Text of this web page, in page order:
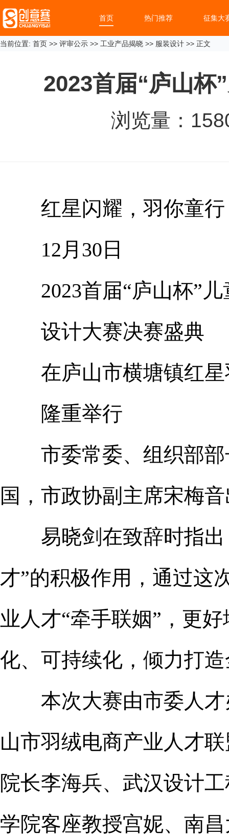
首页 热门推荐 征集大
当前位置: 首页 >> 评审公示 >> 工业产品揭晓 >> 服装设计 >> 正文
2023首届“庐山杯
浏览量：
红星闪耀，羽你童行
12月30日
2023首届“庐山杯”儿
设计大赛决赛盛典
在庐山市横塘镇红星
隆重举行
市委常委、组织部部
国，市政协副主席宋梅
易晓剑在致辞时指出
才”的积极作用，通过这
业人才“牵手联姻”，更
化、可持续化，倾力打
本次大赛由市委人才
山市羽绒电商产业人才
院长李海兵、武汉设计
学院客座教授宫妮、南